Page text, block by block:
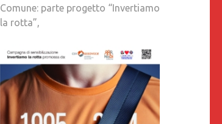
Comune: parte progetto “Invertiamo
la rotta”,